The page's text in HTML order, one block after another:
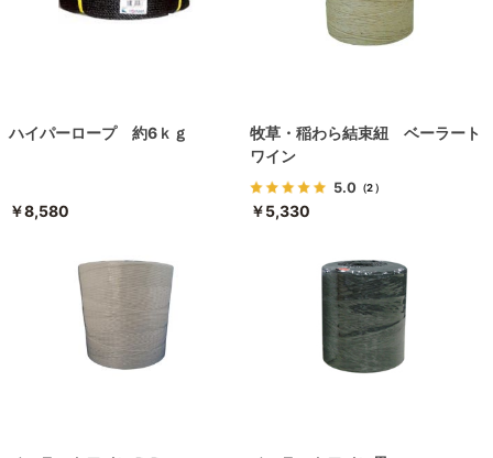
ハイパーロープ 約6ｋｇ
￥8,580
牧草・稲わら結束紐 ベーラート
ワイン
5.0 （2）
￥5,330